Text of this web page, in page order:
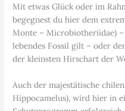
Mit etwas Glück oder im
begegnest du hier dem
Monte – Microbiotheriidae)
lebendes Fossil gilt – oder
der kleinsten Hirschart der
Auch der majestätische
Hippocamelus), wird hier in